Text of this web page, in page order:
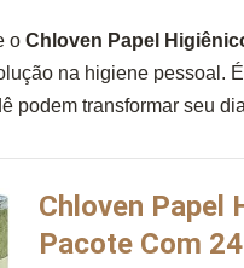
o Chloven Papel
na higiene pessoal.
podem transformar seu
Chloven Papel
Pacote Com